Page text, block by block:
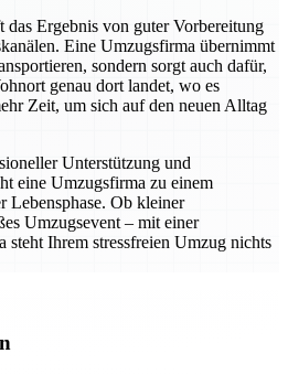
Ergebnis von guter Vorbereitung
Eine Umzugsfirma übernimmt
sondern sorgt auch dafür,
genau dort landet, wo es
Zeit, um sich auf den neuen Alltag
Unterstützung und
eine Umzugsfirma zu einem
Lebensphase. Ob kleiner
Umzugsevent – mit einer
steht Ihrem stressfreien Umzug nichts